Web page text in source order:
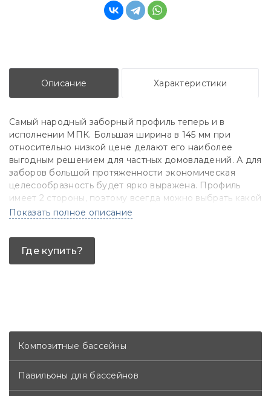
Композитные бассейны
Павильоны для бассейнов
Описание Характеристики
Самый народный заборный профиль теперь и в
исполнении МПК. Большая ширина в 145 мм при
относительно низкой цене делают его наиболее
выгодным решением для частных домовладений. А для
заборов большой протяженности экономическая
целесообразность будет ярко выражена. Профиль
имеет 2 стороны, поэтому всегда можно выбрать какой
фактурой будет обладать ваш забор.
Показать полное описание
Где купить?